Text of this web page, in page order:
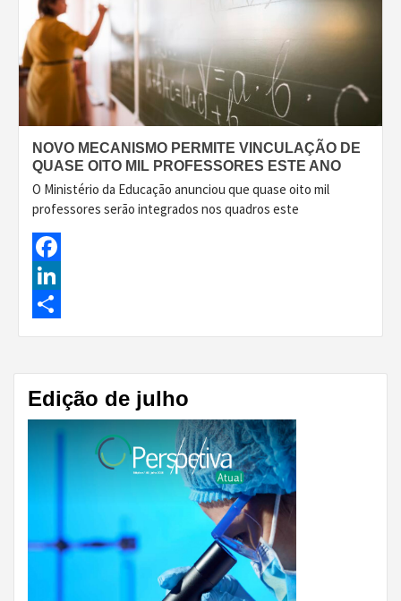
NOVO MECANISMO PERMITE VINCULAÇÃO DE
QUASE OITO MIL PROFESSORES ESTE ANO
O Ministério da Educação anunciou que quase oito mil
professores serão integrados nos quadros este
Facebook
LinkedIn
Share
Edição de julho